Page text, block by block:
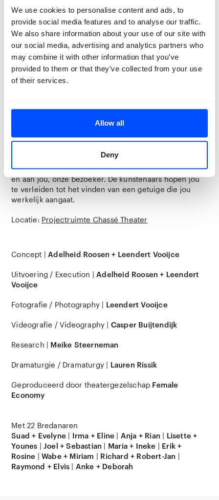
We use cookies to personalise content and ads, to
provide social media features and to analyse our traffic.
We also share information about your use of our site with
our social media, advertising and analytics partners who
may combine it with other information that you’ve
provided to them or that they’ve collected from your use
of their services.
Allow all
Deny
‘Ik ben pas vrij in het gelaat van de Ander’
Met deze filosofische gedachte als grond onder de
voeten zijn Adelheid en Leendert het onderzoek
aangegaan; Hoe vorm te geven aan je persoonlijke en
kwetsbare levensthema’s in connectie met de ander.
Vergezeld door 22 waarheidlievende Bredanaars, die
voor dit project zijn samengebracht in duo’s, zijn allen
dieper inzicht in mezelf? Welke spiegel wordt mij
beschadiging te delen, te verwoorden en in beeld te
brengen?
door de ogen van de ander, een installatie van
fotografie, poëzie en video openen zij zich aan elkaar
en aan jou, onze bezoeker. De kunstenaars hopen jou
te verleiden tot het vinden van een getuige die jou
werkelijk aangaat.
Locatie: Projectruimte Chassé Theater
Concept |Adelheid Roosen + Leendert Vooijce
Uitvoering / Execution |Adelheid Roosen + Leendert
Vooijce
Fotografie / Photography | Leendert Vooijce
Videografie / Videography | Casper Buijtendijk
Research | Meike Steerneman
Dramaturgie / Dramaturgy | Lauren Rissik
Geproduceerd door theatergezelschap Female
Economy
Met 22 Bredanaren
Suad + Evelyne | Irma + Eline | Anja + Rian| Lisette +
Younes |Joel + Sebastian | Maria + Ineke | Erik +
Rosine |Wabe + Miriam | Richard + Robert-Jan |
Raymond + Elvis | Anke + Deborah